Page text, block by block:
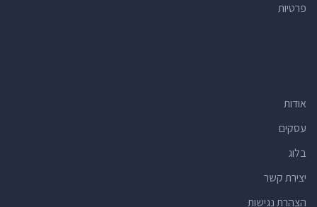
פרטיות
אודות
עסקים
בלוג
יצירת קשר
הצהרת נגישות